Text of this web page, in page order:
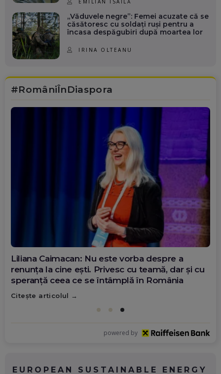
„Văduvele negre”: Femei acuzate că se
căsătoresc cu soldați ruși pentru a
încasa despăgubiri după moartea lor
IRINA OLTEANU
#RomâniÎnDiaspora
Diana Olar, românca de la Google care
demonstrează că diaspora poate schimba
România
Citește articolul
powered by
EUROPEAN SUSTAINABLE ENERGY